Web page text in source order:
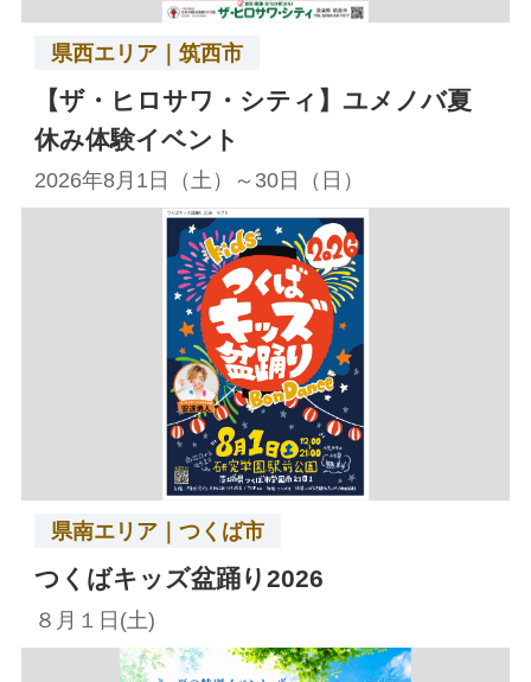
県西エリア｜筑西市
【ザ・ヒロサワ・シティ】ユメノバ夏
休み体験イベント
2026年8月1日（土）～30日（日）
県南エリア｜つくば市
つくばキッズ盆踊り2026
８月１日(土)